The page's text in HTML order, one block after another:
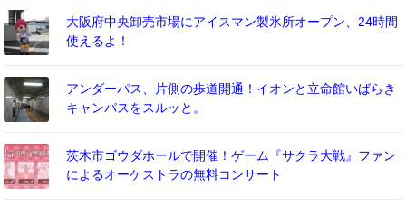
大阪府中央卸売市場にアイスマン製氷所オープン、24時間
使えるよ！
アンダーパス、片側の歩道開通！イオンと立命館いばらき
キャンパスをスルッと。
茨木市ゴウダホールで開催！ゲーム『サクラ大戦』ファン
によるオーケストラの無料コンサート